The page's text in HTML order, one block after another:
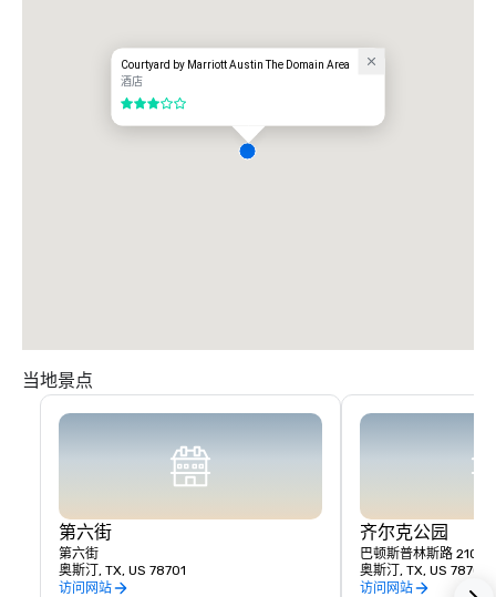
Courtyard by Marriott Austin The Domain Area
酒店
3/5
当地景点
第六街
第六街
奥斯汀, TX, US 78701
访问网站
齐尔克公园
巴顿斯普林斯路 2100
奥斯汀, TX, US 78704
访问网站